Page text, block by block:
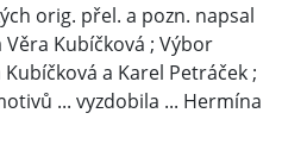
orig. přel. a pozn. napsal
Kubíčková ; Výbor
a Karel Petráček ;
... vyzdobila ... Hermína